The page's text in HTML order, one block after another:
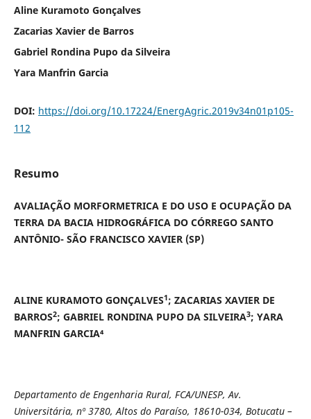
Aline Kuramoto Gonçalves
Zacarias Xavier de Barros
Gabriel Rondina Pupo da Silveira
Yara Manfrin Garcia
DOI: https://doi.org/10.17224/EnergAgric.2019v34n01p105-
112
Resumo
AVALIAÇÃO MORFORMETRICA E DO USO E OCUPAÇÃO DA
TERRA DA BACIA HIDROGRÁFICA DO CÓRREGO SANTO
ANTÔNIO- SÃO FRANCISCO XAVIER (SP)
ALINE KURAMOTO GONÇALVES1; ZACARIAS XAVIER DE
BARROS2; GABRIEL RONDINA PUPO DA SILVEIRA3; YARA
MANFRIN GARCIA⁴
Departamento de Engenharia Rural, FCA/UNESP, Av.
Universitária, nº 3780, Altos do Paraíso, 18610-034, Botucatu –